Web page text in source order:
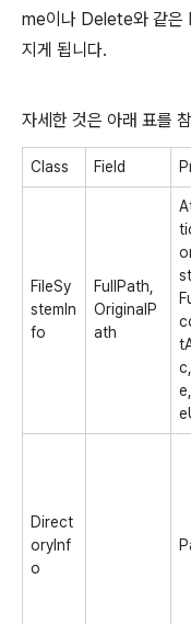
me이나 Delete와 같
지게 됩니다.
자세한 것은 아래 표를
Class Field
FileSy
stemIn
fo
FullPath,
OriginalP
ath
Direct
oryInf
o